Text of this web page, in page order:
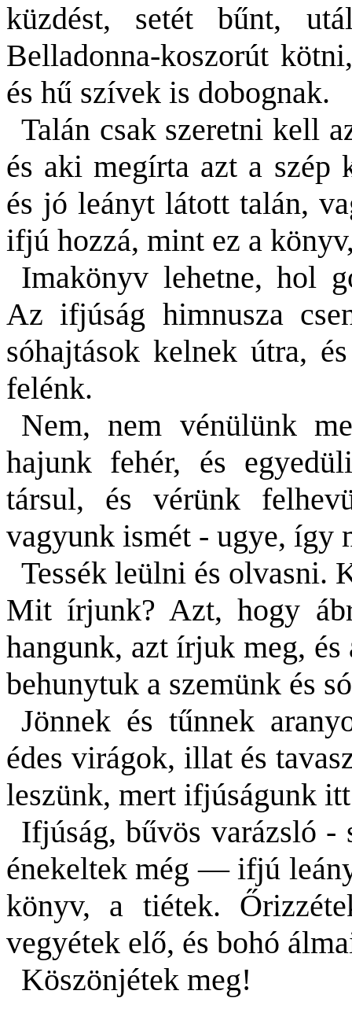
küzdést, setét bűnt,
Belladonna-koszorút
és hű szívek is dobognak.
Talán csak szeretni kell
és aki megírta azt a szép
és jó leányt látott talán,
ifjú hozzá, mint ez a
Imakönyv lehetne, hol
Az ifjúság himnusza
sóhajtások kelnek útra,
felénk.
Nem, nem vénülünk
hajunk fehér, és
társul, és vérünk
vagyunk ismét - ugye, így
Tessék leülni és olvasni.
Mit írjunk? Azt, hogy
hangunk, azt írjuk meg,
behunytuk a szemünk és
Jönnek és tűnnek
édes virágok, illat és
leszünk, mert ifjúságunk
Ifjúság, bűvös varázsló -
énekeltek még — ifjú
könyv, a tiétek.
vegyétek elő, és bohó
Köszönjétek meg!